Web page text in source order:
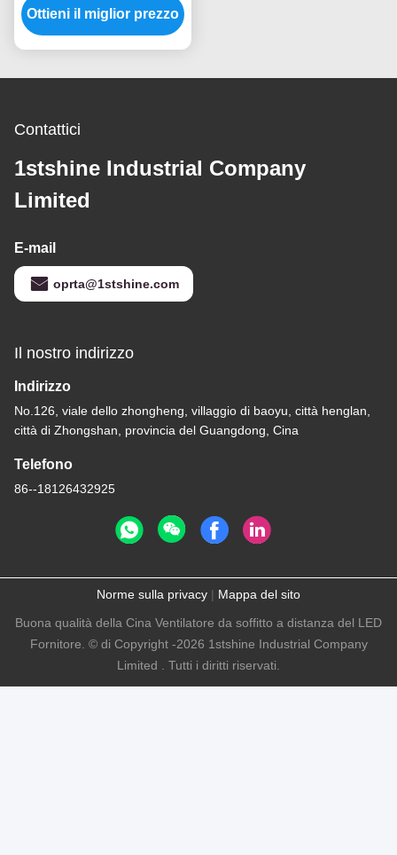
remoto Decorativo
interno
Ottieni il miglior prezzo
Contattici
1stshine Industrial Company
Limited
E-mail
oprta@1stshine.com
Il nostro indirizzo
Indirizzo
No.126, viale dello zhongheng, villaggio di baoyu, città henglan,
città di Zhongshan, provincia del Guangdong, Cina
Telefono
86--18126432925
Norme sulla privacy | Mappa del sito
Buona qualità della Cina Ventilatore da soffitto a distanza del LED
Fornitore. © di Copyright -2026 1stshine Industrial Company
Limited . Tutti i diritti riservati.